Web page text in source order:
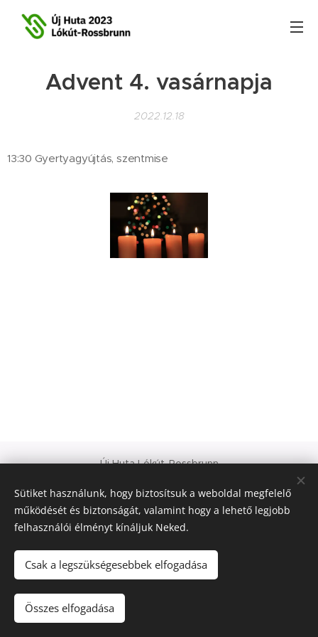
Advent 4. vasárnapja
2022.12.18
13:30 Gyertyagyújtás, szentmise
Új Huta Lókút-Rossbrunn
Európa Kultúrális Fővárosa
PAJTA PROJEKT
© 2021 Minden jog fenntartva
Magyar
Sütiket használunk, hogy biztosítsuk a weboldal megfelelő
működését és biztonságát, valamint hogy a lehető legjobb
felhasználói élményt kínáljuk Neked.
Csak a legszükségesebbek elfogadása
Összes elfogadása